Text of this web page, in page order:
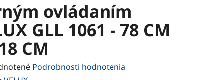
ovládaním
GLL 1061 - 78 CM
CM
Podrobnosti hodnotenia